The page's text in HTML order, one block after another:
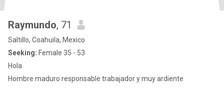
Raymundo, 71
Saltillo, Coahuila, Mexico
Seeking: Female 35 - 53
Hola
Hombre maduro responsable trabajador y muy ardiente